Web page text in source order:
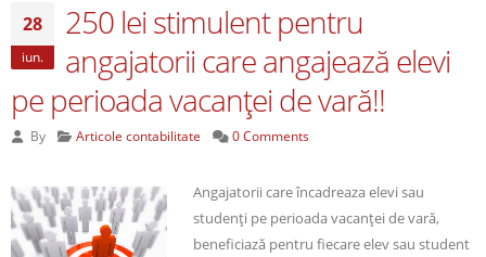
28
iun.
250 lei stimulent pentru
angajatorii care angajează elevi
pe perioada vacanţei de vară!!
By Articole contabilitate 0 Comments
Angajatorii care încadreaza elevi sau
studenţi pe perioada vacanţei de vară,
beneficiază pentru fiecare elev sau student